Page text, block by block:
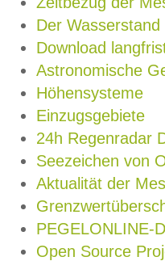
Der Wasserstand
Download
Astronomische
Höhensysteme
Einzugsgebiete
24h Regenradar
Seezeichen von
Aktualität der
PEGELONLINE-
Open Source